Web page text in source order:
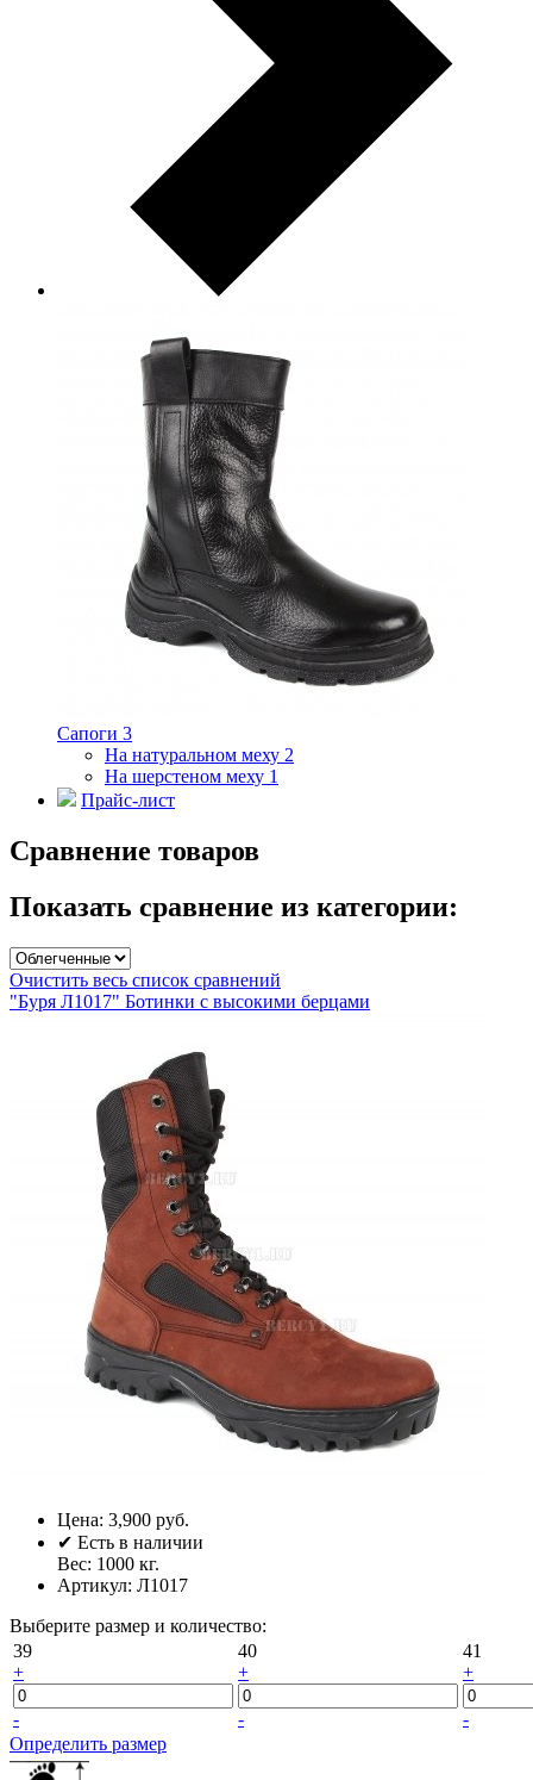
Сапоги 3
На натуральном меху 2
На шерстеном меху 1
Прайс-лист
Сравнение товаров
Показать сравнение из категории:
Очистить весь список сравнений
"Буря Л1017" Ботинки с высокими берцами
Цена: 3,900 руб.
✔ Есть в наличии
Вес: 1000 кг.
Артикул: Л1017
Выберите размер и количество:
39
+
-
40
+
-
41
+
-
Определить размер